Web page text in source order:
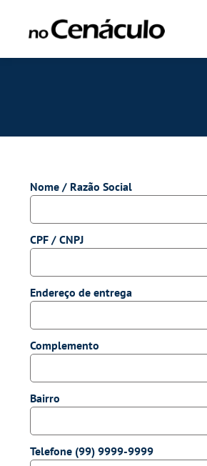
Nome / Razão Social
CPF / CNPJ
Endereço de entrega
Complemento
Bairro
Telefone (99) 9999-9999